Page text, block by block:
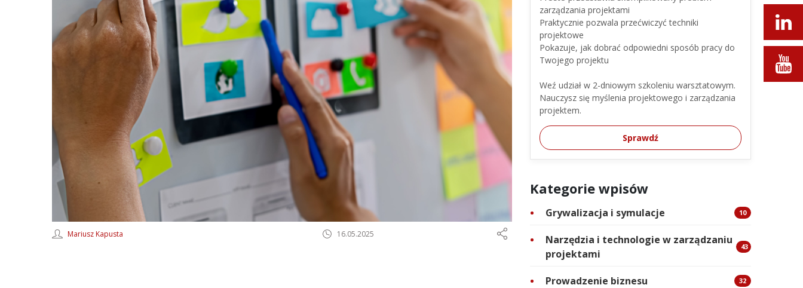
Mariusz Kapusta 16.05.2025
zarządzania projektami
Praktycznie pozwala przećwiczyć techniki
projektowe
Pokazuje, jak dobrać odpowiedni sposób pracy do
Twojego projektu
Weź udział w 2-dniowym szkoleniu warsztatowym.
Nauczysz się myślenia projektowego i zarządzania
projektem.
Sprawdź
Kategorie wpisów
Grywalizacja i symulacje 10
Narzędzia i technologie w zarządzaniu
projektami
43
Prowadzenie biznesu 32